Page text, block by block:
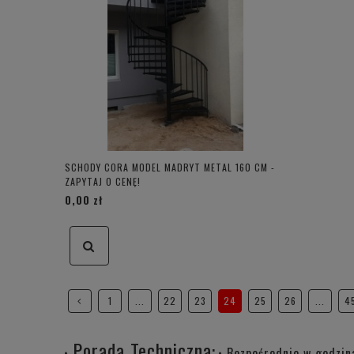
SCHODY CORA MODEL MADRYT METAL 160 CM -
ZAPYTAJ O CENĘ!
0,00 zł
1 22 23 24 25 26 45